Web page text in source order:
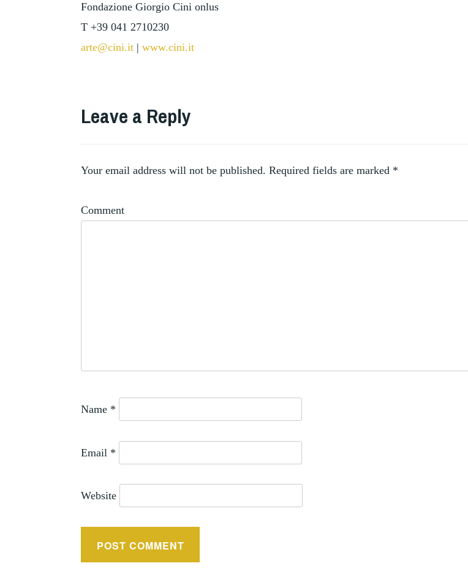
Fondazione Giorgio Cini onlus
T +39 041 2710230
arte@cini.it | www.cini.it
FOUNDATION
VENICE,
Leave a Reply
Your email address will not be published. Required fields are marked *
Comment
Name *
Email *
Website